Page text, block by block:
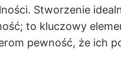
Stworzenie
to kluczowy
pewność, że ich